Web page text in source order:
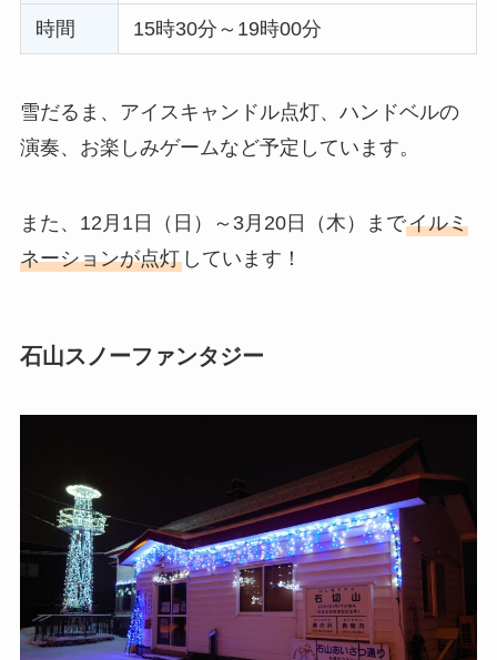
時間 15時30分～19時00分
雪だるま、アイスキャンドル点灯、ハンドベルの
演奏、お楽しみゲームなど予定しています。
また、12月1日（日）～3月20日（木）までイルミ
ネーションが点灯しています！
石山スノーファンタジー